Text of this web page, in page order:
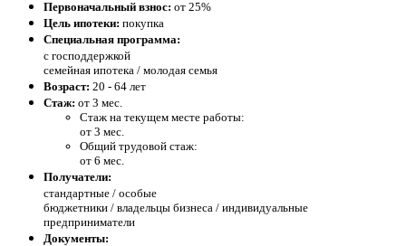
Первоначальный взнос: от 25%
Цель ипотеки: покупка
Специальная программа:
с господдержкой
семейная ипотека / молодая семья
Возраст: 20 - 64 лет
Стаж: от 3 мес.
Стаж на текущем месте работы:
от 3 мес.
Общий трудовой стаж:
от 6 мес.
Получатели:
стандартные / особые
бюджетники / владельцы бизнеса / индивидуальные
предприниматели
Документы: